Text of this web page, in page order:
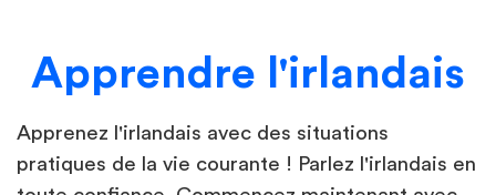
Apprendre l'irlandais
Apprenez l'irlandais avec des situations
pratiques de la vie courante ! Parlez l'irlandais en